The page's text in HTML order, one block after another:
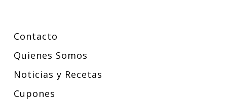
Contacto
Quienes Somos
Noticias y Recetas
Cupones